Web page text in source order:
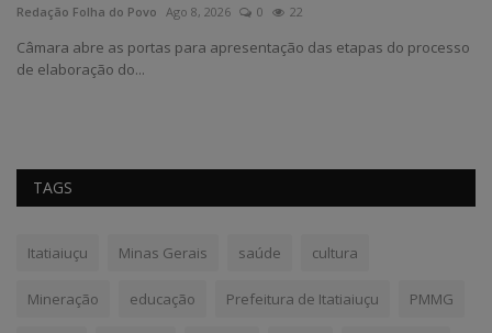
Redação Folha do Povo Ago 8, 2026 0 22
Câmara abre as portas para apresentação das etapas do processo
de elaboração do...
TAGS
Itatiaiuçu Minas Gerais saúde cultura
Mineração educação Prefeitura de Itatiaiuçu PMMG